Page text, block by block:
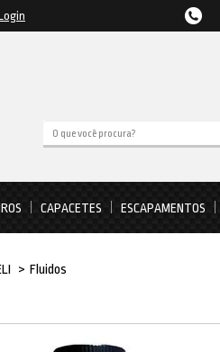
CAPACETES ESCAPAMENTOS
> Fluidos